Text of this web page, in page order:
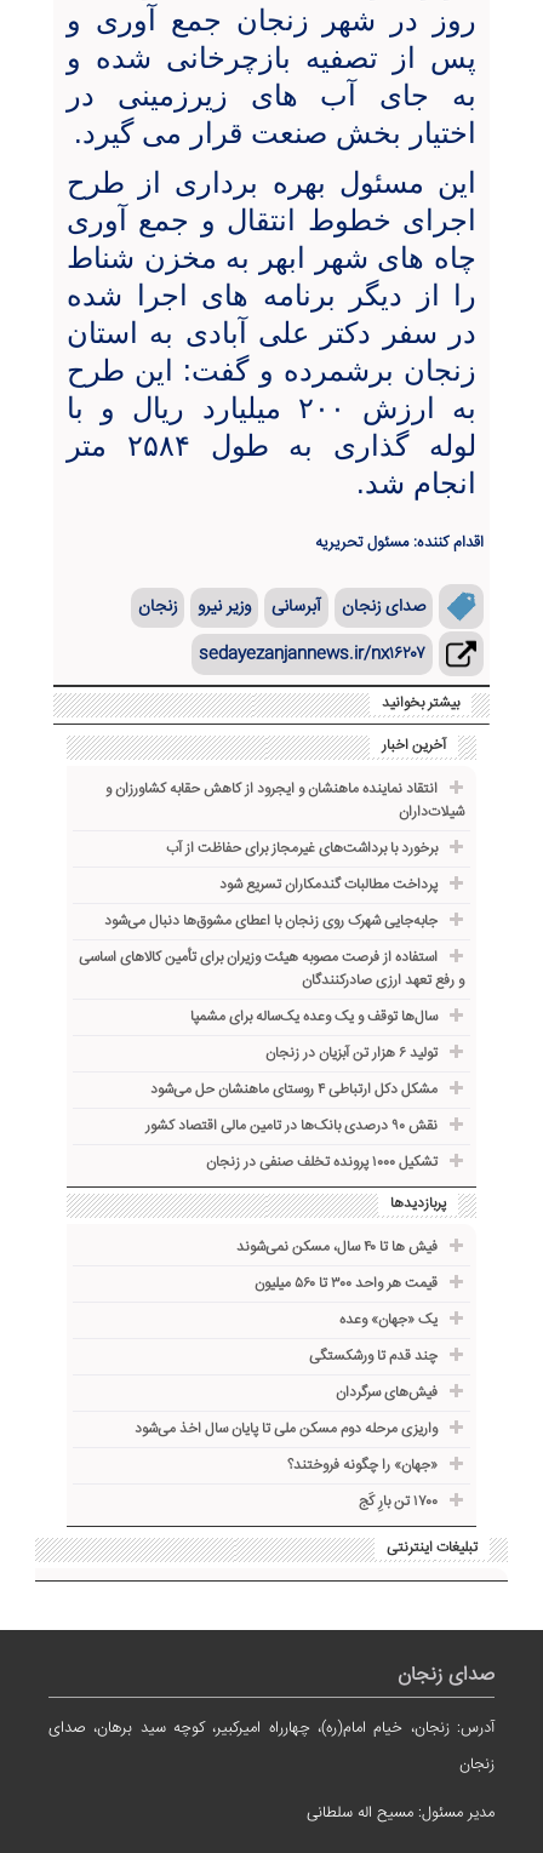
روز در شهر زنجان جمع آوری و
پس از تصفیه بازچرخانی شده و
به جای آب های زیرزمینی در
اختیار بخش صنعت قرار می گیرد.
این مسئول بهره برداری از طرح
اجرای خطوط انتقال و جمع آوری
چاه های شهر ابهر به مخزن شناط
را از دیگر برنامه های اجرا شده
در سفر دکتر علی آبادی به استان
زنجان برشمرده و گفت: این طرح
به ارزش ۲۰۰ میلیارد ریال و با
لوله گذاری به طول ۲۵۸۴ متر
انجام شد.
اقدام کننده: مسئول تحریریه
صدای زنجان آبرسانی وزیر نیرو
زنجان
sedayezanjannews.ir/nx۱۶۲۰۷
بیشتر بخوانید
آخرین اخبار
انتقاد نماینده ماهنشان و ایجرود از کاهش حقابه کشاورزان و
شیلات‌داران
برخورد با برداشت‌های غیرمجاز برای حفاظت از آب
پرداخت مطالبات گندمکاران تسریع شود
جابه‌جایی شهرک روی زنجان با اعطای مشوق‌ها دنبال می‌شود
استفاده از فرصت مصوبه هیئت وزیران برای تأمین کالاهای اساسی
و رفع تعهد ارزی صادرکنندگان
سال‌ها توقف و یک وعده یک‌ساله برای مشمپا
تولید ۶ هزار تن آبزیان در زنجان
مشکل دکل ارتباطی ۴ روستای ماهنشان حل می‌شود
نقش ۹۰ درصدی بانک‌ها در تامین مالی اقتصاد کشور
تشکیل ۱۰۰۰ پرونده تخلف صنفی در زنجان
پربازدیدها
فیش ها تا ۴۰ سال، مسکن نمی‌شوند
قیمت هر واحد ۳۰۰ تا ۵۶۰ میلیون
یک «جهان» وعده
چند قدم تا ورشکستگی
فیش‌های سرگردان
واریزی مرحله دوم مسکن ملی تا پایان سال اخذ می‌شود
«جهان» را چگونه فروختند؟
۱۷۰۰ تن بارِ کَج
تبلیغات اینترنتی
صدای زنجان
آدرس: زنجان، خیام امام(ره)، چهارراه امیرکبیر، کوچه سید برهان، صدای
زنجان
مدیر مسئول: مسیح اله سلطانی